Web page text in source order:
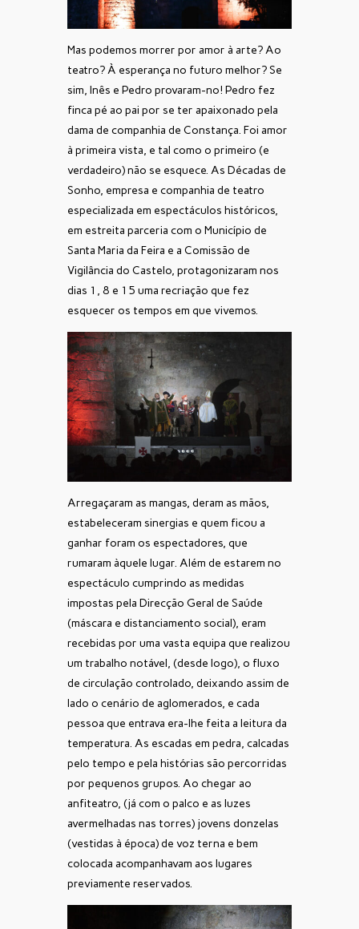
Mas podemos morrer por amor à arte? Ao
teatro? À esperança no futuro melhor? Se
sim, Inês e Pedro provaram-no! Pedro fez
finca pé ao pai por se ter apaixonado pela
dama de companhia de Constança. Foi amor
à primeira vista, e tal como o primeiro (e
verdadeiro) não se esquece. As Décadas de
Sonho, empresa e companhia de teatro
especializada em espectáculos históricos,
em estreita parceria com o Município de
Santa Maria da Feira e a Comissão de
Vigilância do Castelo, protagonizaram nos
dias 1, 8 e 15 uma recriação que fez
esquecer os tempos em que vivemos.
Arregaçaram as mangas, deram as mãos,
estabeleceram sinergias e quem ficou a
ganhar foram os espectadores, que
rumaram àquele lugar. Além de estarem no
espectáculo cumprindo as medidas
impostas pela Direcção Geral de Saúde
(máscara e distanciamento social), eram
recebidas por uma vasta equipa que realizou
um trabalho notável, (desde logo), o fluxo
de circulação controlado, deixando assim de
lado o cenário de aglomerados, e cada
pessoa que entrava era-lhe feita a leitura da
temperatura. As escadas em pedra, calcadas
pelo tempo e pela histórias são percorridas
por pequenos grupos. Ao chegar ao
anfiteatro, (já com o palco e as luzes
avermelhadas nas torres) jovens donzelas
(vestidas à época) de voz terna e bem
colocada acompanhavam aos lugares
previamente reservados.